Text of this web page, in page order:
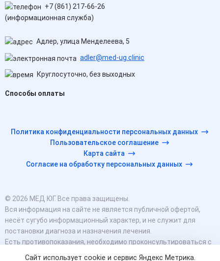
+7 (861) 217-66-26
(информационная служба)
Адлер, улица Менделеева, 5
adler@med-ug.clinic
Круглосуточно, без выходных
Способы оплаты
Политика конфиденциальности персональных данных
Пользовательское соглашение
Карта сайта
Согласие на обработку персональных данных
© 2026 МЕД ЮГ. Все права защищены.
Вся информация на сайте не является публичной офертой,
несёт сугубо информационный характер, и не служит для
постановки диагноза и назначения лечения.
Есть противопоказания, необходимо проконсультироваться с
Сайт использует cookie и сервис Яндекс Метрика.